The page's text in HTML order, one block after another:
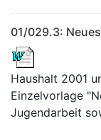
01/029.3:
Haushalt 2001
Einzelvorlage
Jugendarbeit